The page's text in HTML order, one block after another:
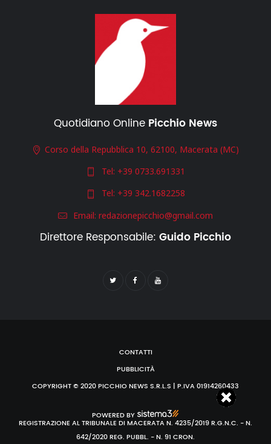
Quotidiano Online Picchio News
Corso della Repubblica 10, 62100, Macerata (MC)
Tel: +39 0733.691331
Tel: +39 342.1682258
Email: redazionepicchio@gmail.com
Direttore Responsabile: Guido Picchio
CONTATTI
PUBBLICITÀ
COPYRIGHT © 2020 PICCHIO NEWS S.R.L.S | P.IVA 01914260433
POWERED BY
REGISTRAZIONE AL TRIBUNALE DI MACERATA N. 4235/2019 R.G.N.C. - N.
642/2020 REG. PUBBL. - N. 91 CRON.